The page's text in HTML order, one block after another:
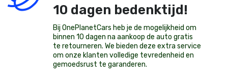
10 dagen bedenktijd!
Bij OnePlanetCars heb je de mogelijkheid om
binnen 10 dagen na aankoop de auto gratis
te retourneren. We bieden deze extra service
om onze klanten volledige tevredenheid en
gemoedsrust te garanderen.